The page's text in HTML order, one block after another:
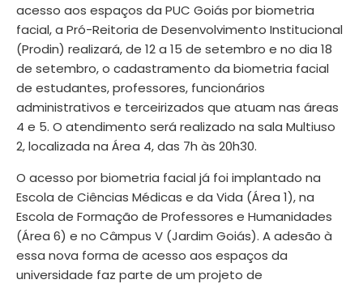
acesso aos espaços da PUC Goiás por biometria
facial, a Pró-Reitoria de Desenvolvimento Institucional
(Prodin) realizará, de 12 a 15 de setembro e no dia 18
de setembro, o cadastramento da biometria facial
de estudantes, professores, funcionários
administrativos e terceirizados que atuam nas áreas
4 e 5. O atendimento será realizado na sala Multiuso
2, localizada na Área 4, das 7h às 20h30.
O acesso por biometria facial já foi implantado na
Escola de Ciências Médicas e da Vida (Área 1), na
Escola de Formação de Professores e Humanidades
(Área 6) e no Câmpus V (Jardim Goiás). A adesão à
essa nova forma de acesso aos espaços da
universidade faz parte de um projeto de